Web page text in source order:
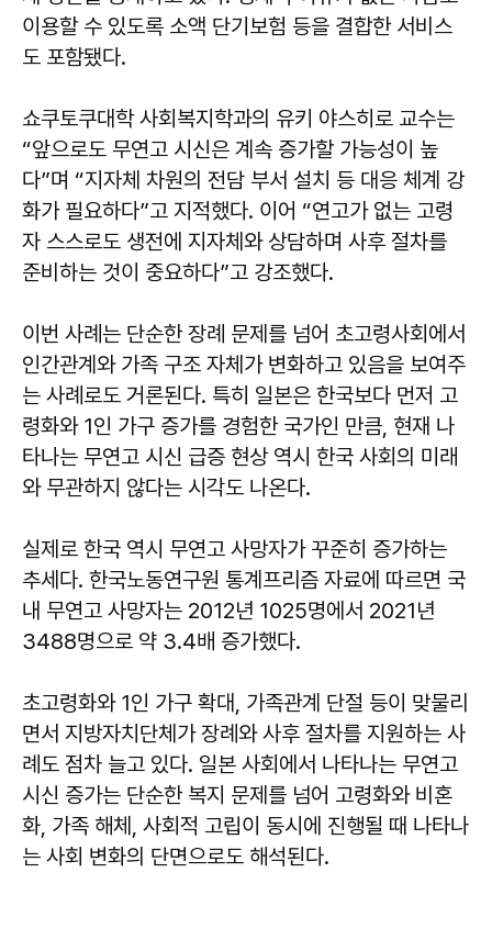
이용할 수 있도록 소액 단기보험 등을 결합한 서비스
도 포함됐다.
쇼쿠토쿠대학 사회복지학과의 유키 야스히로 교수는
“앞으로도 무연고 시신은 계속 증가할 가능성이 높
다”며 “지자체 차원의 전담 부서 설치 등 대응 체계 강
화가 필요하다”고 지적했다. 이어 “연고가 없는 고령
자 스스로도 생전에 지자체와 상담하며 사후 절차를
준비하는 것이 중요하다”고 강조했다.
이번 사례는 단순한 장례 문제를 넘어 초고령사회에서
인간관계와 가족 구조 자체가 변화하고 있음을 보여주
는 사례로도 거론된다. 특히 일본은 한국보다 먼저 고
령화와 1인 가구 증가를 경험한 국가인 만큼, 현재 나
타나는 무연고 시신 급증 현상 역시 한국 사회의 미래
와 무관하지 않다는 시각도 나온다.
실제로 한국 역시 무연고 사망자가 꾸준히 증가하는
추세다. 한국노동연구원 통계프리즘 자료에 따르면 국
내 무연고 사망자는 2012년 1025명에서 2021년
3488명으로 약 3.4배 증가했다.
초고령화와 1인 가구 확대, 가족관계 단절 등이 맞물리
면서 지방자치단체가 장례와 사후 절차를 지원하는 사
례도 점차 늘고 있다. 일본 사회에서 나타나는 무연고
시신 증가는 단순한 복지 문제를 넘어 고령화와 비혼
화, 가족 해체, 사회적 고립이 동시에 진행될 때 나타나
는 사회 변화의 단면으로도 해석된다.